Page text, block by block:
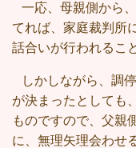
一応、母親側から
てれば、家庭裁判所
話合いが行われるこ
しかしながら、調
が決まったとしても
ものですので、父親
に、無理矢理会わせ